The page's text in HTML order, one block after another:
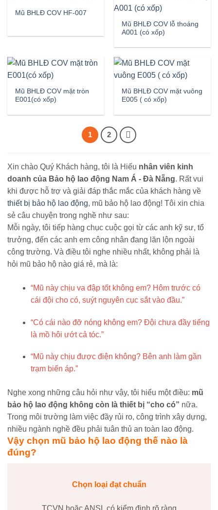
Mũ BHLĐ COV HF-007
Mũ BHLĐ COV lỗ thoáng
A001 (có xốp)
Mũ BHLĐ COV mặt tròn
E001(có xốp)
Mũ BHLĐ COV mặt vuông
E005 ( có xốp)
1 2
Xin chào Quý Khách hàng, tôi là Hiếu nhân viên kinh
doanh của Bảo hộ lao động Nam Á - Đà Nẵng. Rất vui
khi được hỗ trợ và giải đáp thắc mắc của khách hàng về
thiết bị bảo hộ lao động, mũ bảo hộ lao động! Tôi xin chia
sẻ câu chuyện trong nghề như sau:
Mỗi ngày, tôi tiếp hàng chục cuộc gọi từ các anh kỹ sư, tổ
trưởng, đến các anh em công nhân đang lăn lộn ngoài
công trường. Và điều tôi nghe nhiều nhất, không phải là
hỏi mũ bảo hộ nào giá rẻ, mà là:
“Mũ này chịu va đập tốt không em? Hôm trước có
cái đội cho có, suýt nguyên cục sắt vào đầu.”
“Có cái nào đỡ nóng không em? Đội chưa đầy tiếng
là mồ hôi ướt cả tóc.”
“Mũ này chịu được điện không? Bên anh làm gần
trạm biến áp.”
Nghe xong những câu hỏi như vậy, tôi hiểu một điều: mũ
bảo hộ lao động không còn là thiết bị “cho có” nữa.
Trong môi trường làm việc đầy rủi ro, công trình xây dựng,
nhiều ngành nghề đều phải tuân thủ an toàn lao động.
Vậy chọn mũ bảo hộ lao động thế nào là
đúng?
Chọn loại đạt chuẩn
TCVN hoặc ANSI, có kiểm định rõ ràng